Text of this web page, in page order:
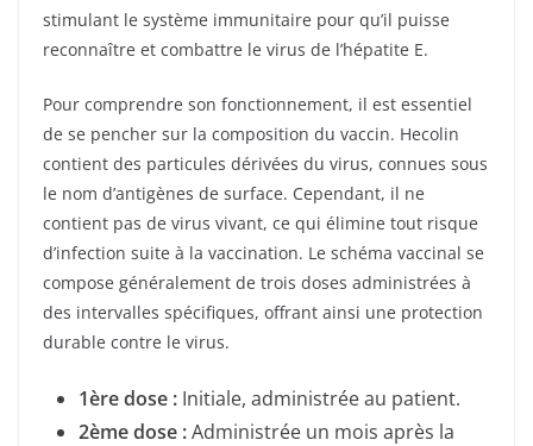
stimulant le système immunitaire pour qu’il puisse
reconnaître et combattre le virus de l’hépatite E.
Pour comprendre son fonctionnement, il est essentiel
de se pencher sur la composition du vaccin. Hecolin
contient des particules dérivées du virus, connues sous
le nom d’antigènes de surface. Cependant, il ne
contient pas de virus vivant, ce qui élimine tout risque
d’infection suite à la vaccination. Le schéma vaccinal se
compose généralement de trois doses administrées à
des intervalles spécifiques, offrant ainsi une protection
durable contre le virus.
1ère dose : Initiale, administrée au patient.
2ème dose :Administrée un mois après la